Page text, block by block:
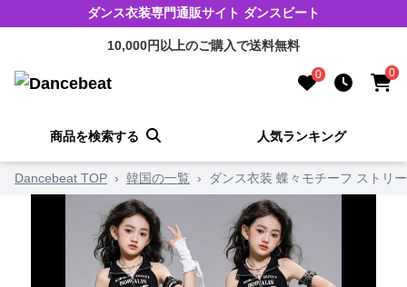
ダンス衣装専門通販サイト ダンスビート
10,000円以上のご購入で送料無料
0 0
商品を検索する 人気ランキング
Dancebeat TOP › 韓国の一覧 › ダンス衣装 蝶々モチーフ ストリ